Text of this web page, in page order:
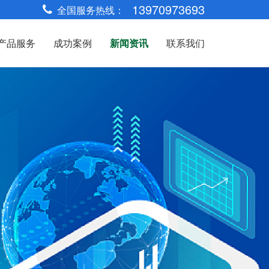
全国服务热线： 13970973693
品服务 成功案例 新闻资讯 联系我们